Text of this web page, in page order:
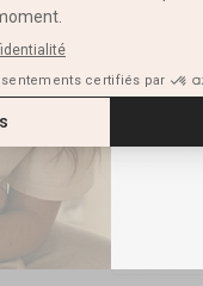
PRÊTE EN
VOIR LA